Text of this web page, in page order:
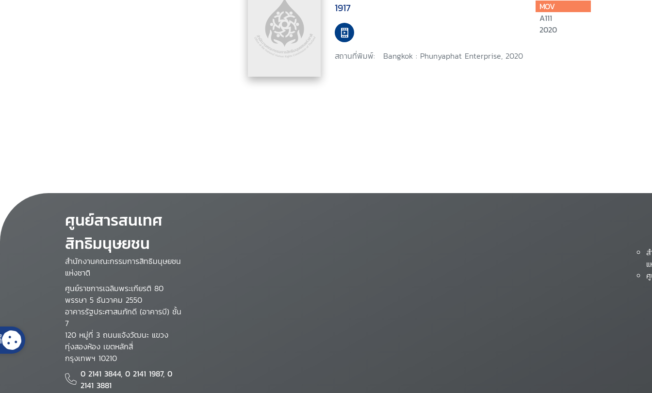
1917
สถานที่พิมพ์: Bangkok : Phunyaphat Enterprise, 2020
MOV
A111
2020
ศูนย์สารสนเทศ
สิทธิมนุษยชน
สำนักงานคณะกรรมการสิทธิมนุษยชน
แห่งชาติ
ศูนย์ราชการเฉลิมพระเกียรติ 80
พรรษา 5 ธันวาคม 2550
อาคารรัฐประศาสนภักดี (อาคารบี) ชั้น
7
120 หมู่ที่ 3 ถนนแจ้งวัฒนะ แขวง
ทุ่งสองห้อง เขตหลักสี่
กรุงเทพฯ 10210
0 2141 3844, 0 2141 1987, 0
2141 3881